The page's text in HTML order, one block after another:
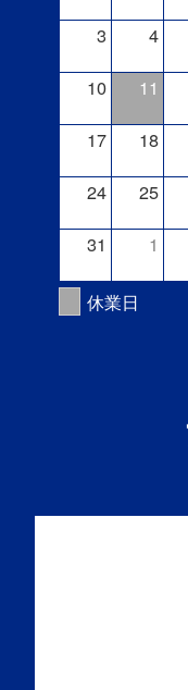
3
4
10
11
17
18
24
25
31
1
休業日